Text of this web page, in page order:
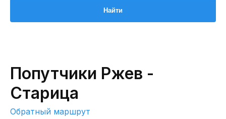
Попутчики Ржев -
Старица
Обратный маршрут